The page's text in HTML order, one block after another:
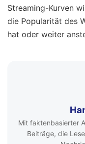
Streaming-Kurven
die Popularität des
hat oder weiter
Mit faktenbasierter
Beiträge, die